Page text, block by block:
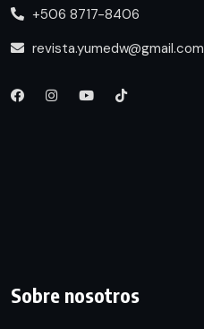
+506 8717-8406
revista.yumedw@gmail.com
Sobre nosotros